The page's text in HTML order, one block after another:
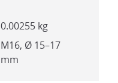
0.00255 kg
M16, Ø 15–17
mm